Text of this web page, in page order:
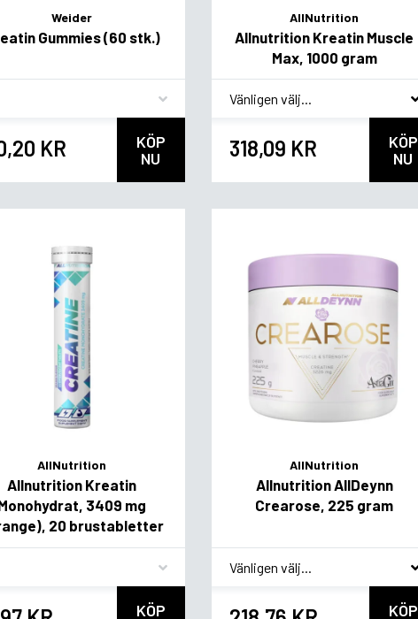
Weider
Gummies (60 stk.)
KR
KÖP
NU
AllNutrition
Allnutrition Kreatin Muscle
Max, 1000 gram
* Smakvariant
318,09 KR
KÖP
NU
AllNutrition
Allnutrition Kreatin
3409 mg
20 brustabletter
KÖP
AllNutrition
Allnutrition AllDeynn
Crearose, 225 gram
* Smakvariant
KÖP